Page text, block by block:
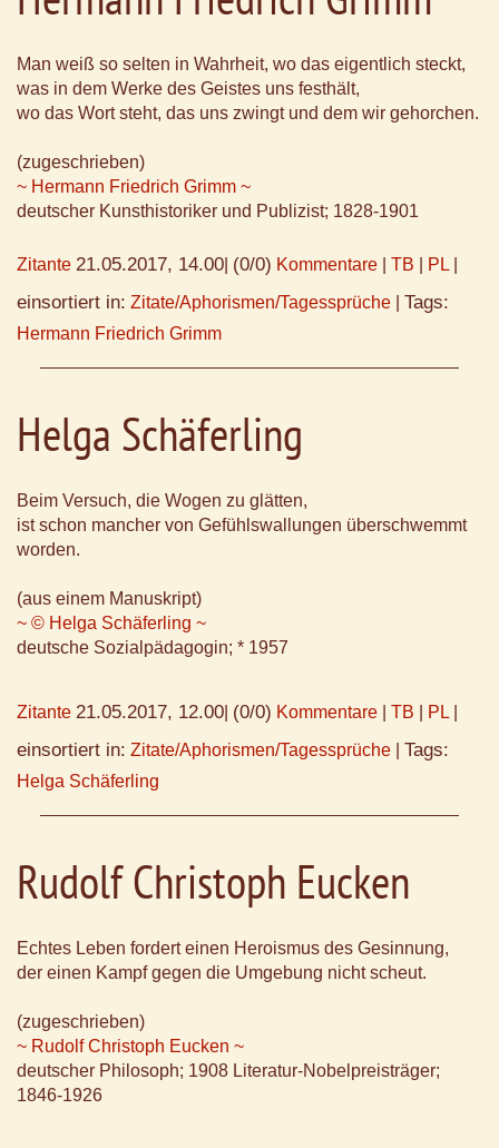
Man weiß so selten in Wahrheit, wo das eigentlich steckt,
was in dem Werke des Geistes uns festhält,
wo das Wort steht, das uns zwingt und dem wir gehorchen.
(zugeschrieben)
~ Hermann Friedrich Grimm ~
deutscher Kunsthistoriker und Publizist; 1828-1901
Zitante 21.05.2017, 14.00 (0/0) Kommentare TB PL
einsortiert in: Zitate/Aphorismen/Tagessprüche Tags:
Hermann Friedrich Grimm
Helga Schäferling
Beim Versuch, die Wogen zu glätten,
ist schon mancher von Gefühlswallungen überschwemmt
worden.
(aus einem Manuskript)
~ © Helga Schäferling ~
deutsche Sozialpädagogin; * 1957
Zitante 21.05.2017, 12.00 (0/0) Kommentare TB PL
einsortiert in: Zitate/Aphorismen/Tagessprüche Tags:
Helga Schäferling
Rudolf Christoph Eucken
Echtes Leben fordert einen Heroismus des Gesinnung,
der einen Kampf gegen die Umgebung nicht scheut.
(zugeschrieben)
~ Rudolf Christoph Eucken ~
deutscher Philosoph; 1908 Literatur-Nobelpreisträger;
1846-1926